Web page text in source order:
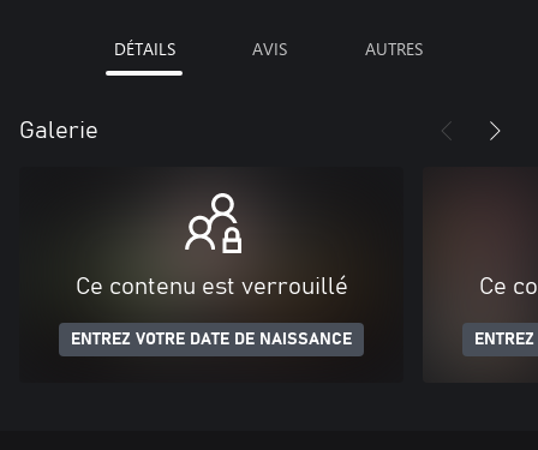
DÉTAILS AVIS AUTRES
Galerie
Ce contenu est verrouillé
ENTREZ VOTRE DATE DE NAISSANCE
Ce